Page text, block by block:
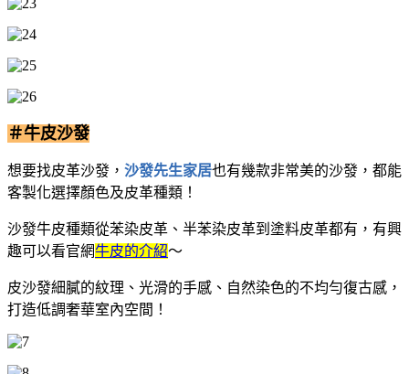
＃牛皮沙發
想要找皮革沙發， 沙發先生家居也有幾款非常美的沙發，都能
客製化選擇顏色及皮革種類！
沙發牛皮種類從苯染皮革、半苯染皮革到塗料皮革都有，有興
趣可以看官網牛皮的介紹～
皮沙發細膩的紋理、光滑的手感、自然染色的不均勻復古感，
打造低調奢華室內空間！